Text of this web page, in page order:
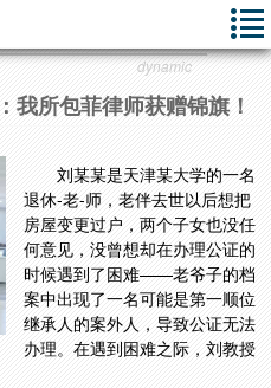
dynamic
我所包菲律师获赠锦旗！
刘某某是天津某大学的一名
退休-老-师，老伴去世以后想把
房屋变更过户，两个子女也没任
何意见，没曾想却在办理公证的
时候遇到了困难——老爷子的档
案中出现了一名可能是第一顺位
继承人的案外人，导致公证无法
办理。在遇到困难之际，刘教授